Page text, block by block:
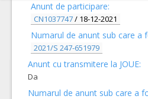
Anunt de participare:
CN1037747/ 18-12-2021
Numarul de anunt sub care a
2021/S 247-651979
Anunt cu transmitere la JOUE:
Da
Numarul de anunt sub care a